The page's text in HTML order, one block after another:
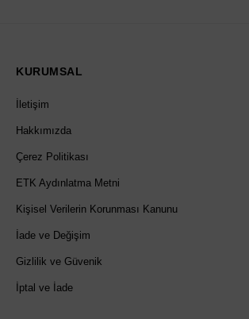
KURUMSAL
İletişim
Hakkımızda
Çerez Politikası
ETK Aydınlatma Metni
Kişisel Verilerin Korunması Kanunu
İade ve Değişim
Gizlilik ve Güvenik
İptal ve İade